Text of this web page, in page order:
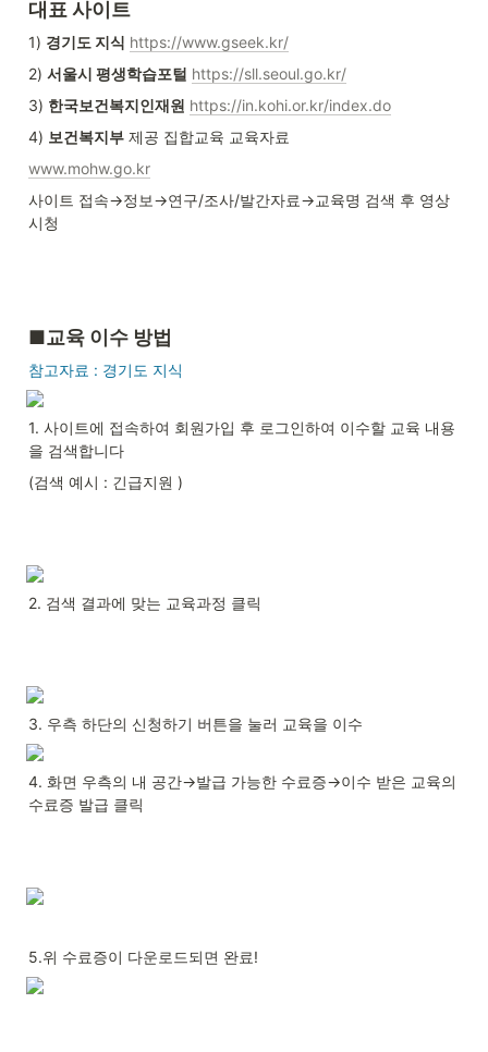
대표 사이트
1) 경기도 지식 https://www.gseek.kr/
2) 서울시 평생학습포털 https://sll.seoul.go.kr/
3) 한국보건복지인재원 https://in.kohi.or.kr/index.do
4) 보건복지부 제공 집합교육 교육자료
www.mohw.go.kr
사이트 접속→정보→연구/조사/발간자료→교육명 검색 후 영상
시청
■교육 이수 방법
참고자료 : 경기도 지식
1. 사이트에 접속하여 회원가입 후 로그인하여 이수할 교육 내용
을 검색합니다
(검색 예시 : 긴급지원 )
2. 검색 결과에 맞는 교육과정 클릭
3. 우측 하단의 신청하기 버튼을 눌러 교육을 이수
4. 화면 우측의 내 공간→발급 가능한 수료증→이수 받은 교육의
수료증 발급 클릭
5.위 수료증이 다운로드되면 완료!